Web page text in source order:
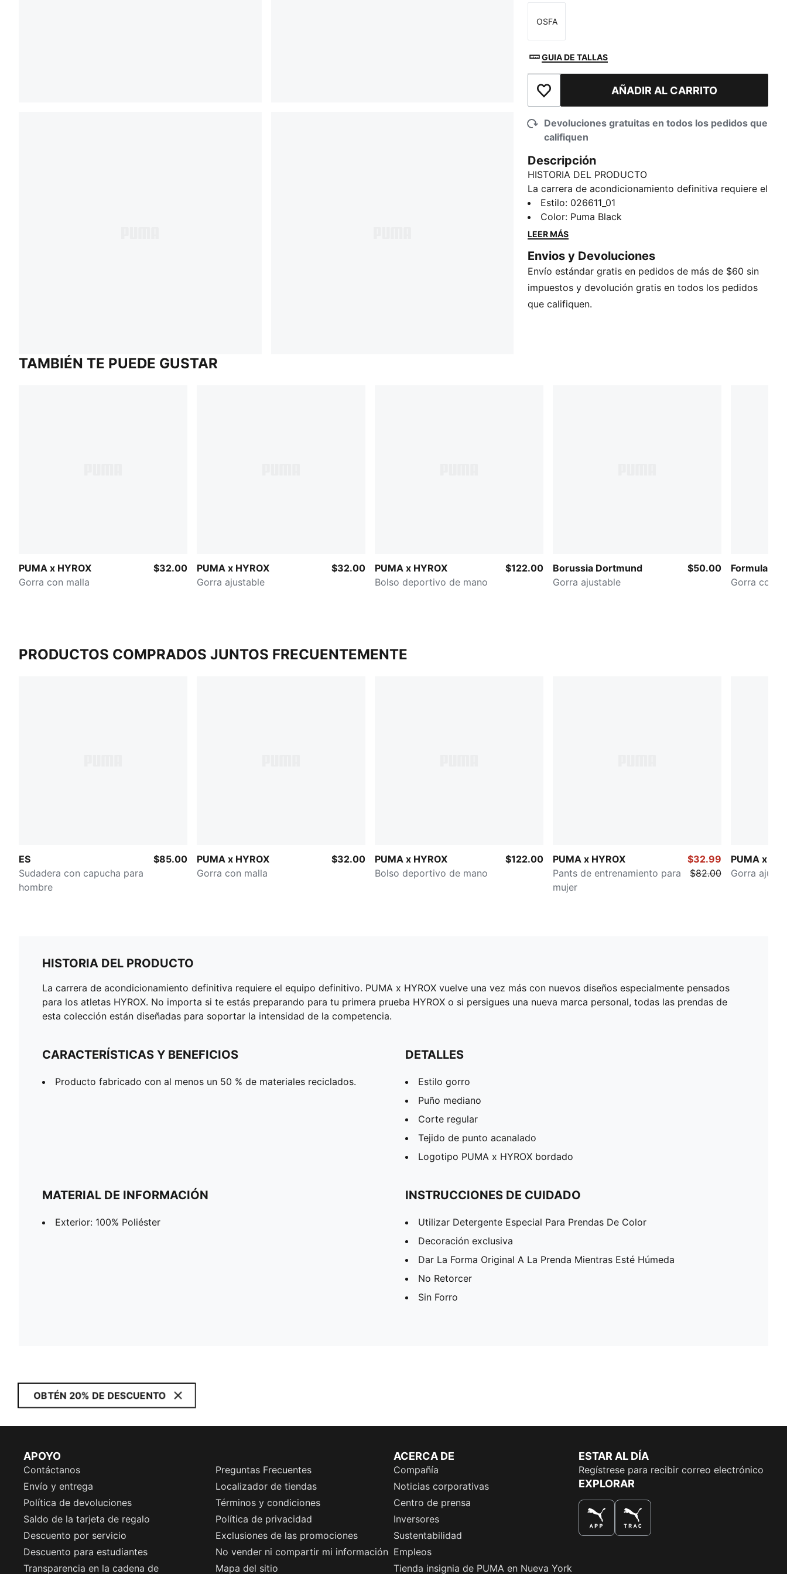
Talla
OSFA
GUIA DE TALLAS
Añadir a la lista de deseosAÑADIR AL CARRITO
Devoluciones gratuitas en todos los pedidos que
califiquen
Descripción
HISTORIA DEL PRODUCTO
La carrera de acondicionamiento definitiva requiere el
equipo definitivo. PUMA x HYROX vuelve una vez
más con nuevos diseños especialmente pensados
para los atletas HYROX. No importa si te estás
persigues una nueva marca personal, todas las
prendas de esta colección están diseñadas para
soportar la intensidad de la competencia.
CARACTERÍSTICAS Y BENEFICIOS
Estilo: 026611_01
Color: Puma Black
LEER MÁS
Envios y Devoluciones
Envío estándar gratis en pedidos de más de $60 sin
impuestos y devolución gratis en todos los pedidos
que califiquen.
TAMBIÉN TE PUEDE GUSTAR
PUMA x HYROX
Gorra con malla
$32.00
PUMA x HYROX
Gorra ajustable
$32.00
PUMA x HYROX
Bolso deportivo de mano
$122.00
Borussia Dortmund
Gorra ajustable
$50.00
Formula 1®
Gorra con
PRODUCTOS COMPRADOS JUNTOS FRECUENTEMENTE
ES
Sudadera con capucha para
hombre
$85.00
PUMA x HYROX
Gorra con malla
$32.00
PUMA x HYROX
Bolso deportivo de mano
$122.00
PUMA x HYROX
Pants de entrenamiento para
mujer
$32.99
$82.00
PUMA x
Gorra
HISTORIA DEL PRODUCTO
La carrera de acondicionamiento definitiva requiere el equipo definitivo. PUMA x HYROX vuelve una vez más con nuevos diseños especialmente pensados
para los atletas HYROX. No importa si te estás preparando para tu primera prueba HYROX o si persigues una nueva marca personal, todas las prendas de
esta colección están diseñadas para soportar la intensidad de la competencia.
CARACTERÍSTICAS Y BENEFICIOS
Producto fabricado con al menos un 50 % de materiales reciclados.
DETALLES
Estilo gorro
Puño mediano
Corte regular
Tejido de punto acanalado
Logotipo PUMA x HYROX bordado
MATERIAL DE INFORMACIÓN
Exterior: 100% Poliéster
INSTRUCCIONES DE CUIDADO
Utilizar Detergente Especial Para Prendas De Color
Decoración exclusiva
Dar La Forma Original A La Prenda Mientras Esté Húmeda
No Retorcer
Sin Forro
OBTÉN 20% DE DESCUENTO
APOYO
Contáctanos
Preguntas Frecuentes
Envío y entrega
Localizador de tiendas
Política de devoluciones
Términos y condiciones
Saldo de la tarjeta de regalo
Política de privacidad
Descuento por servicio
Exclusiones de las promociones
Descuento para estudiantes
No vender ni compartir mi información
Transparencia en la cadena de
Mapa del sitio
ACERCA DE
Compañía
Noticias corporativas
Centro de prensa
Inversores
Sustentabilidad
Empleos
Tienda insignia de PUMA en Nueva York
ESTAR AL DÍA
Regístrese para recibir correo electrónico
EXPLORAR